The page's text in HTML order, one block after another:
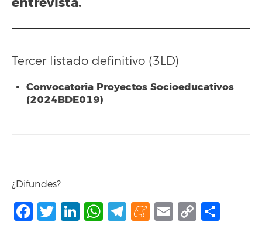
Tercer listado definitivo (3LD)
Convocatoria Proyectos Socioeducativos
(2024BDE019)
¿Difundes?
Facebook
Twitter
LinkedIn
WhatsApp
Telegram
Meneame
Email
Copy